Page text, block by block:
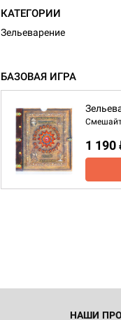
КАТЕГОРИИ
Зельеварение
БАЗОВАЯ ИГРА
1 190
НАШИ